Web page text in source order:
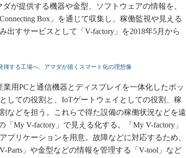
イノベーション
製造業ビッグデータ
知財マネジメント
海外生産
グローバル設計・開発
制御セキュリティ
新型コロナへの対応
が提供する機器や金型、ソフトウェアの情報を、
Box」を通じて収集し、稼働監視や見える
出すサービスとして「V-factory」を2018年5月から
揮する工場へ、アマダが描くスマート化の理想像
用PCと通信機器とディスプレイを一体化したボッ
しての役割と、IoTゲートウェイとしての役割、稼
などを担う。これらで得た設備の稼働状況などを遠
My V-factory」で見える化する。「My V-factory」
プリケーションを用意。故障などに対応するため、
Parts」や金型などの情報を管理する「V-tool」など